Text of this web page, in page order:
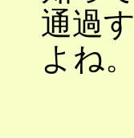
通過
よね。